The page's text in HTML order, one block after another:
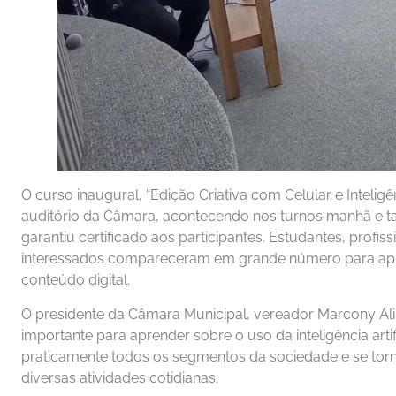
O curso inaugural, “Edição Criativa com Celular e
auditório da Câmara, acontecendo nos turnos manhã e
garantiu certificado aos participantes. Estudantes,
interessados compareceram em grande número para
conteúdo digital.
O presidente da Câmara Municipal, vereador Marcony
importante para aprender sobre o uso da inteligência
praticamente todos os segmentos da sociedade e se
diversas atividades cotidianas.